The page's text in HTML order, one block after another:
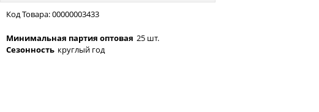
Код Товара: 00000003433
Минимальная партия оптовая 25 шт.
Сезонность круглый год